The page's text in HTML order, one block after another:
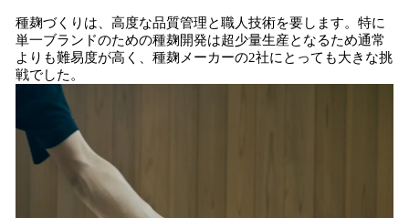
種麹づくりは、高度な品質管理と職人技術を要します。特に
単一ブランドのための種麹開発は超少量生産となるため通常
よりも難易度が高く、種麹メーカーの2社にとっても大きな挑
戦でした。